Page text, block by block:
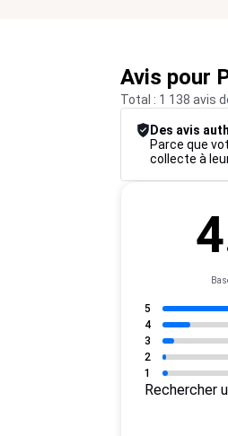
Avis pour
Total : 1 138 avis
Des avis
Parce que
collecte à
5
4
3
2
1
Rechercher